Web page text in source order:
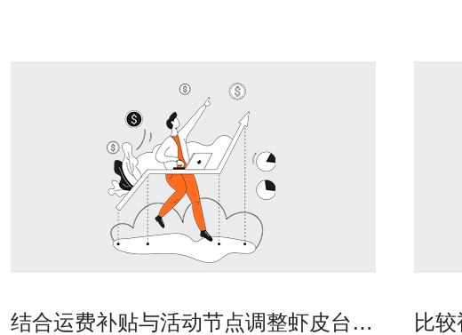
结合运费补贴与活动节点调整虾皮台湾
比